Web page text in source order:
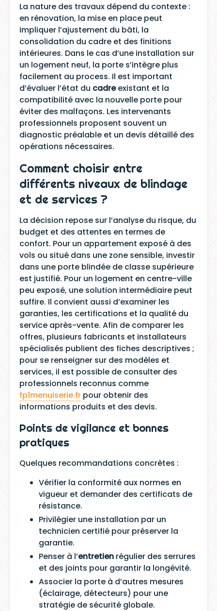
La nature des travaux dépend du contexte :
en rénovation, la mise en place peut
impliquer l’ajustement du bâti, la
consolidation du cadre et des finitions
intérieures. Dans le cas d’une installation sur
un logement neuf, la porte s’intègre plus
facilement au process. Il est important
d’évaluer l’état du cadreexistant et la
compatibilité avec la nouvelle porte pour
éviter des malfaçons. Les intervenants
professionnels proposent souvent un
diagnostic préalable et un devis détaillé des
opérations nécessaires.
Comment choisir entre
différents niveaux de blindage
et de services ?
La décision repose sur l’analyse du risque, du
budget et des attentes en termes de
confort. Pour un appartement exposé à des
vols ou situé dans une zone sensible, investir
dans une porte blindée de classe supérieure
est justifié. Pour un logement en centre-ville
peu exposé, une solution intermédiaire peut
suffire. Il convient aussi d’examiner les
garanties, les certifications et la qualité du
service après-vente. Afin de comparer les
offres, plusieurs fabricants et installateurs
spécialisés publient des fiches descriptives ;
pour se renseigner sur des modèles et
services, il est possible de consulter des
professionnels reconnus comme
fp1menuiserie.fr pour obtenir des
informations produits et des devis.
Points de vigilance et bonnes
pratiques
Quelques recommandations concrètes :
Vérifier la conformité aux normes en
vigueur et demander des certificats de
résistance.
Privilégier une installation par un
technicien certifié pour préserver la
garantie.
Penser à l’entretien régulier des serrures
et des joints pour garantir la longévité.
Associer la porte à d’autres mesures
(éclairage, détecteurs) pour une
stratégie de sécurité globale.